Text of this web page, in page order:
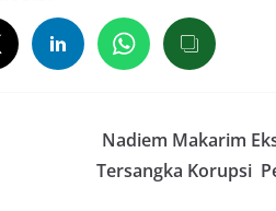
Nadiem Makarim
Tersangka Korupsi